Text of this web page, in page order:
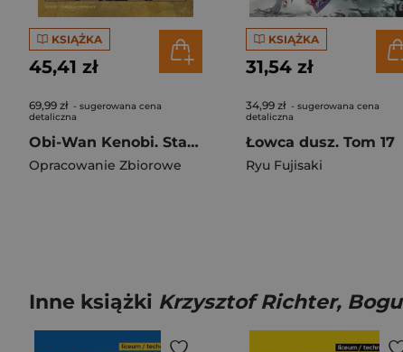
KSIĄŻKA
45,41 zł
69,99 zł - sugerowana cena
detaliczna
Obi-Wan Kenobi. Star Wars
Opracowanie Zbiorowe
KSIĄŻKA
31,54 zł
34,99 zł - sugerowana cena
detaliczna
Łowca dusz. Tom 17
Ryu Fujisaki
Inne książki Krzysztof Richter,